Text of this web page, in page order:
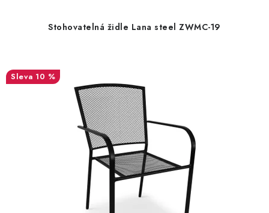
Stohovatelná židle Lana steel ZWMC-19
10 %